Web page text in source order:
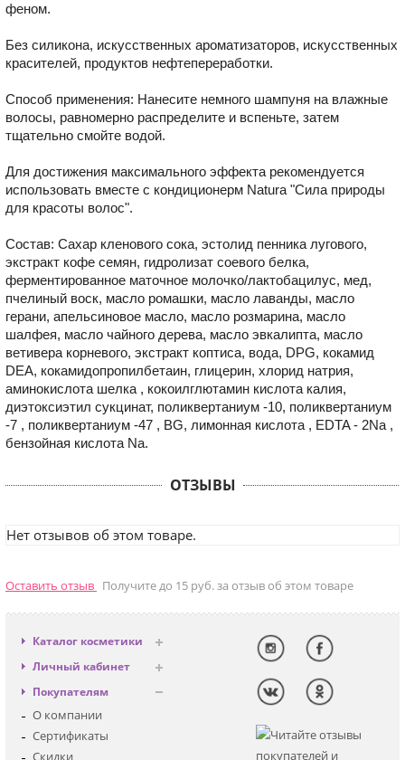
феном.
Без силикона, искусственных ароматизаторов, искусственных
красителей, продуктов нефтепереработки.
Способ применения: Нанесите немного шампуня на влажные
волосы, равномерно распределите и вспеньте, затем
тщательно смойте водой.
Для достижения максимального эффекта рекомендуется
использовать вместе с кондиционерм Natura "Сила природы
для красоты волос".
Состав: Сахар кленового сока, эстолид пенника лугового,
экстракт кофе семян, гидролизат соевого белка,
ферментированное маточное молочко/лактобацилус, мед,
пчелиный воск, масло ромашки, масло лаванды, масло
герани, апельсиновое масло, масло розмарина, масло
шалфея, масло чайного дерева, масло эвкалипта, масло
ветивера корневого, экстракт коптиса, вода, DPG, кокамид
DEA, кокамидопропилбетаин, глицерин, хлорид натрия,
аминокислота шелка , кокоилглютамин кислота калия,
диэтоксиэтил сукцинат, поликвертаниум -10, поликвертаниум
-7 , поликвертаниум -47 , BG, лимонная кислота , EDTA - 2Na ,
бензойная кислота Na.
ОТЗЫВЫ
Нет отзывов об этом товаре.
Оставить отзыв Получите до 15 руб. за отзыв об этом товаре
Каталог косметики
Антивозрастная
Декоративная
Для глаз
Личный кабинет
Вход
Регистрация
Покупателям
О компании
Сертификаты
Скидки